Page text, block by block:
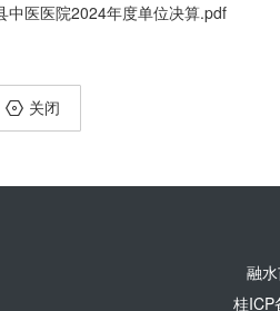
中医医院2024年度单位决算.pdf
关闭
融
桂ICP